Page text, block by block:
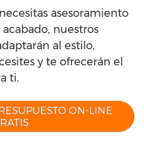
asesoramiento
nuestros
al estilo,
y te ofrecerán el
ti.
ON-LINE